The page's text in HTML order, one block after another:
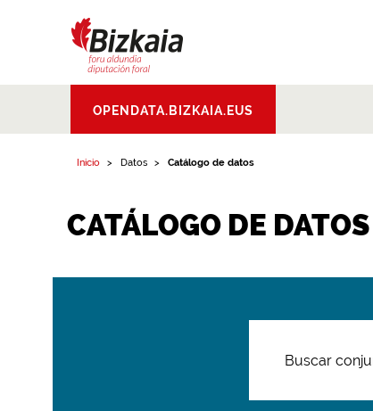
Aldundia.Diputacion
Foral de Bizkaia
OPENDATA.BIZKAIA.EUS
Inicio Datos Catálogo de datos
CATÁLOGO DE DATOS